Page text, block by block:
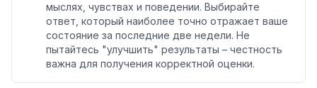
мыслях, чувствах и поведении. Выбирайте
ответ, который наиболее точно отражает ваше
состояние за последние две недели. Не
пытайтесь "улучшить" результаты – честность
важна для получения корректной оценки.